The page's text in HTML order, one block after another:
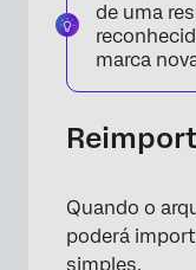
de uma
marca
Quando o
poderá
simples.